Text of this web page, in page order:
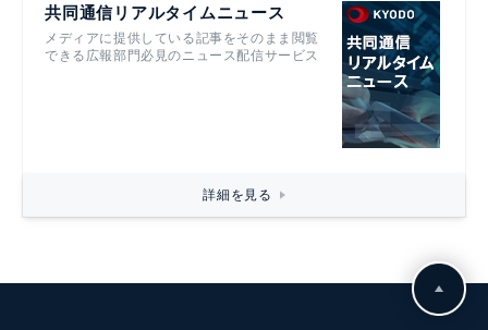
共同通信リアルタイムニュース
メディアに提供している記事をそのまま閲覧
できる広報部門必見のニュース配信サービス
詳細を見る